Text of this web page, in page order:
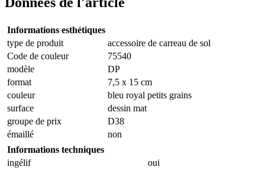
Informations esthétiques
type de produit
accessoire de carreau de sol
Code de couleur
75540
modèle
DP
format
7,5 x 15 cm
couleur
bleu royal petits grains
surface
dessin mat
groupe de prix
D38
émaillé
non
Informations techniques
ingélif
oui